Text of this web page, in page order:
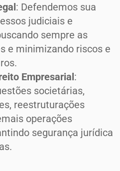
: Defendemos sua
judiciais e
sempre as
e minimizando riscos e
Empresarial:
societárias,
reestruturações
operações
segurança jurídica